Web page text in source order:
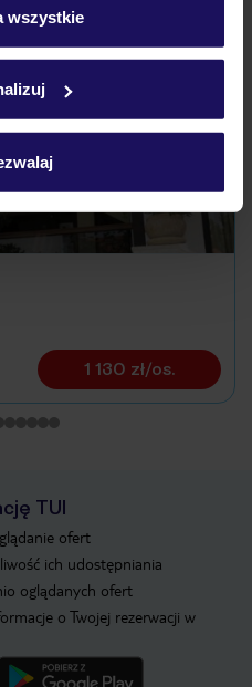
cookie znajdziesz
wszystkie
pobliżu
1 130 zł/os.
TUI
ofert
ich udostępniania
oglądanych ofert
o Twojej rezerwacji w